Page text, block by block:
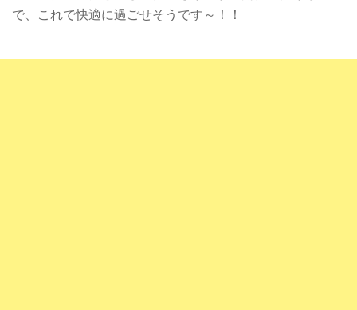
で、これで快適に過ごせそうです～！！